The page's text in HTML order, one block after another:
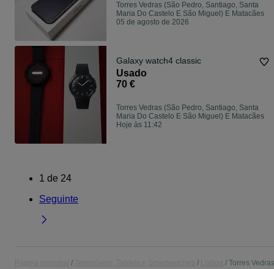
Torres Vedras (São Pedro, Santiago, Santa
Maria Do Castelo E São Miguel) E Matacães
05 de agosto de 2026
Galaxy watch4 classic
Usado
70 €
Torres Vedras (São Pedro, Santiago, Santa
Maria Do Castelo E São Miguel) E Matacães
Hoje às 11:42
1 de 24
Seguinte
Torres Vedras